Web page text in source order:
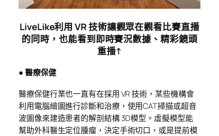
LiveLike利用 VR 技術讓觀眾在觀看比賽直播
的同時，也能看到即時賽況數據、精彩鏡頭
重播↑
● 醫療保健
醫療保健行業也一直有在採用 VR 技術，某些機構會
利用電腦繪圖進行診斷和治療，使用CAT掃描或超音
波圖像來建造患者的解剖結構 3D模型。虛擬模型能
幫助外科醫生定位腫瘤，決定手術切口，或是提前模